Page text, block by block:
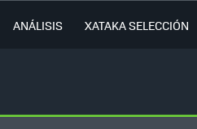
ANÁLISIS XATAKA SELECCIÓN